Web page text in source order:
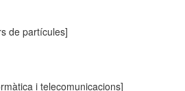
de partícules]
i telecomunicacions]